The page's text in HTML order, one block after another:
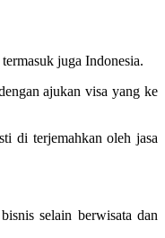
juga Indonesia.
ajukan visa yang ke
di terjemahkan oleh jasa
selain berwisata dan